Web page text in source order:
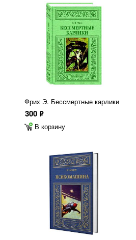
Фрих Э. Бессмертные карлики
300 ф
В корзину